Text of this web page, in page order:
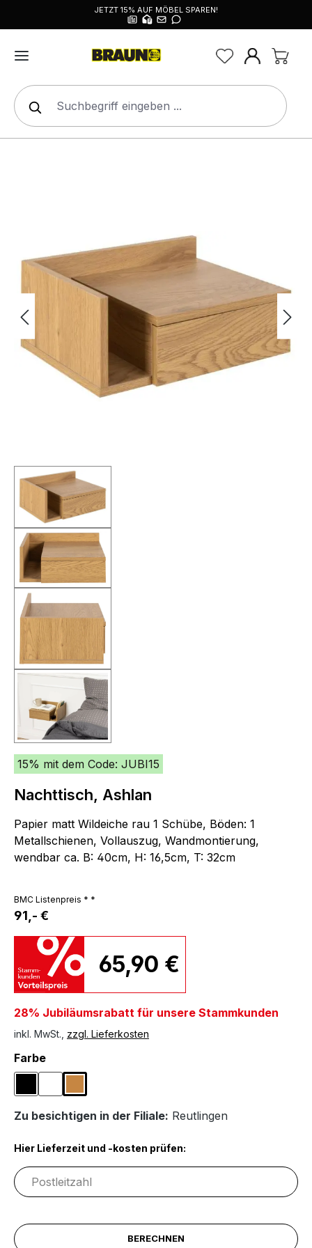
JETZT 15% AUF MÖBEL SPAREN!
15% mit dem Code: JUBI15
Nachttisch, Ashlan
Papier matt Wildeiche rau 1 Schübe, Böden: 1
Metallschienen, Vollauszug, Wandmontierung,
wendbar ca. B: 40cm, H: 16,5cm, T: 32cm
BMC Listenpreis * *
91,- €
65,90 €
28% Jubiläumsrabatt für unsere Stammkunden
inkl. MwSt., zzgl. Lieferkosten
Farbeauswählen
Schwarz
WeißWildeiche
Zu besichtigen in der Filiale: Reutlingen
Hier Lieferzeit und -kosten prüfen:
BERECHNEN